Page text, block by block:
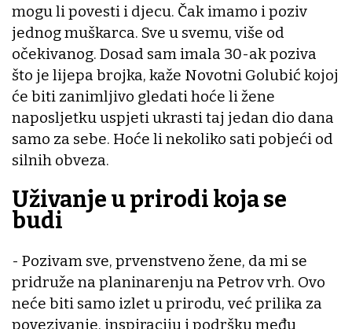
mogu li povesti i djecu. Čak imamo i poziv
jednog muškarca. Sve u svemu, više od
očekivanog. Dosad sam imala 30-ak poziva
što je lijepa brojka, kaže Novotni Golubić kojoj
će biti zanimljivo gledati hoće li žene
naposljetku uspjeti ukrasti taj jedan dio dana
samo za sebe. Hoće li nekoliko sati pobjeći od
silnih obveza.
Uživanje u prirodi koja se
budi
- Pozivam sve, prvenstveno žene, da mi se
pridruže na planinarenju na Petrov vrh. Ovo
neće biti samo izlet u prirodu, već prilika za
povezivanje, inspiraciju i podršku među